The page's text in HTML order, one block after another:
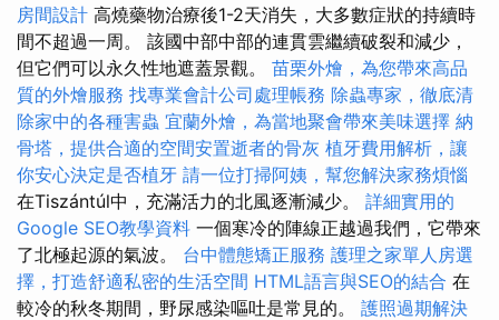
房間設計 高燒藥物治療後1-2天消失，大多數症狀的持續時
間不超過一周。 該國中部中部的連貫雲繼續破裂和減少，
但它們可以永久性地遮蓋景觀。 苗栗外燴，為您帶來高品
質的外燴服務 找專業會計公司處理帳務 除蟲專家，徹底清
除家中的各種害蟲 宜蘭外燴，為當地聚會帶來美味選擇 納
骨塔，提供合適的空間安置逝者的骨灰 植牙費用解析，讓
你安心決定是否植牙 請一位打掃阿姨，幫您解決家務煩惱
在Tiszántúl中，充滿活力的北風逐漸減少。 詳細實用的
Google SEO教學資料 一個寒冷的陣線正越過我們，它帶來
了北極起源的氣波。 台中體態矯正服務 護理之家單人房選
擇，打造舒適私密的生活空間 HTML語言與SEO的結合 在
較冷的秋冬期間，野尿感染嘔吐是常見的。 護照過期解決